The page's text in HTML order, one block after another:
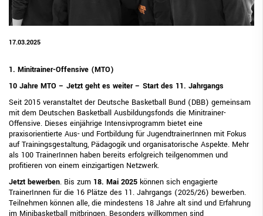
17.03.2025
1. Minitrainer-Offensive (MTO)
10 Jahre MTO – Jetzt geht es weiter – Start des 11. Jahrgangs
Seit 2015 veranstaltet der Deutsche Basketball Bund (DBB) gemeinsam
mit dem Deutschen Basketball Ausbildungsfonds die Minitrainer-
Offensive. Dieses einjährige Intensivprogramm bietet eine
praxisorientierte Aus- und Fortbildung für JugendtrainerInnen mit Fokus
auf Trainingsgestaltung, Pädagogik und organisatorische Aspekte. Mehr
als 100 TrainerInnen haben bereits erfolgreich teilgenommen und
profitieren von einem einzigartigen Netzwerk.
Jetzt bewerben. Bis zum 18. Mai 2025 können sich engagierte
TrainerInnen für die 16 Plätze des 11. Jahrgangs (2025/26) bewerben.
Teilnehmen können alle, die mindestens 18 Jahre alt sind und Erfahrung
im Minibasketball mitbringen. Besonders willkommen sind